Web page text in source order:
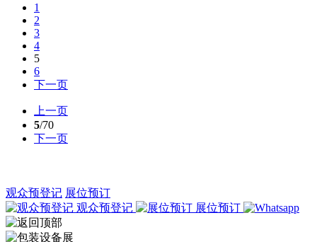
1
2
3
4
5
6
下一页
上一页
5/70
下一页
观众预登记 展位预订
观众预登记
展位预订